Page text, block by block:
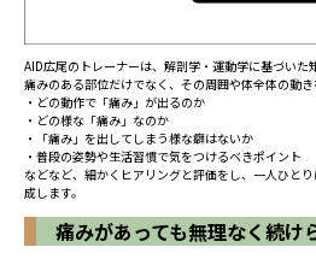
AID広尾のトレーナーは、解剖学・運動学に基づいた
痛みのある部位だけでなく、その周囲や体全体の動き
・どの動作で「痛み」が出るのか
・どの様な「痛み」なのか
・「痛み」を出してしまう様な癖はないか
・普段の姿勢や生活習慣で気をつけるべきポイント
などなど、細かくヒアリングと評価をし、一人ひと
成します。
痛みがあっても無理なく続け